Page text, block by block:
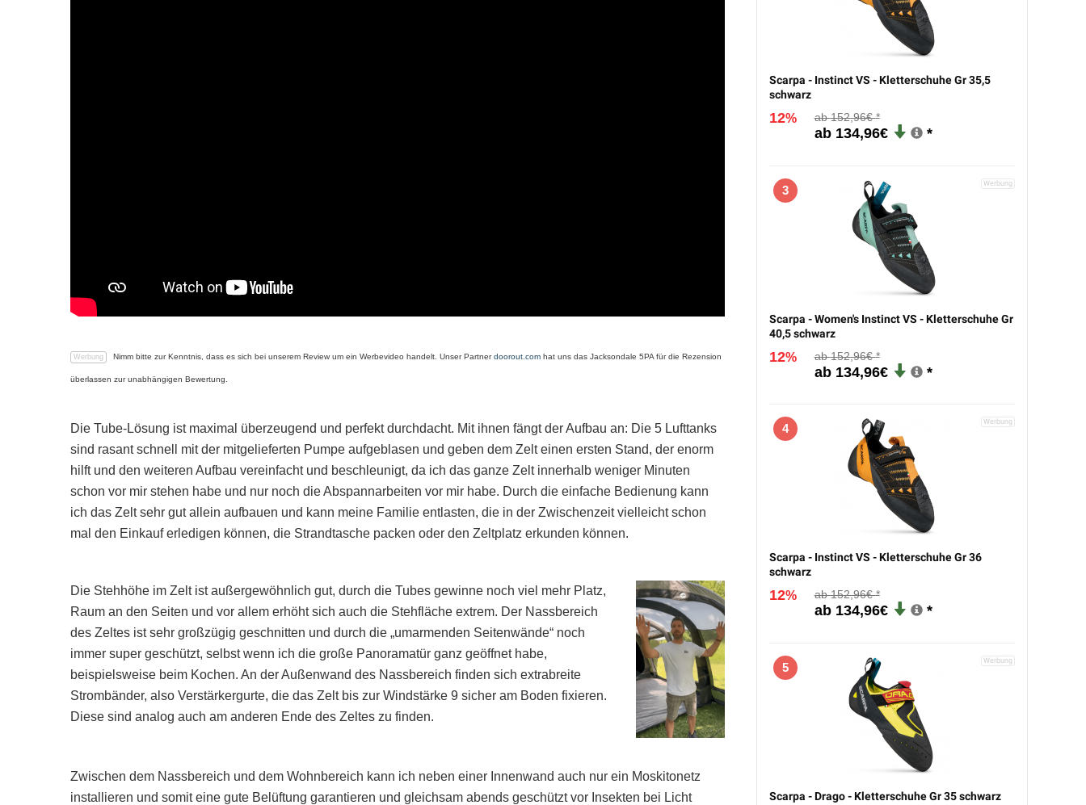
Nimm bitte zur Kenntnis, dass es sich bei unserem Review um ein Werbevideo handelt. Unser Partnerdoorout.com hat uns das Jacksondale 5PA für die Rezension
überlassen zur unabhängigen Bewertung.
Die Tube-Lösung ist maximal überzeugend und perfekt durchdacht. Mit ihnen fängt der Aufbau an: Die 5 Lufttanks
sind rasant schnell mit der mitgelieferten Pumpe aufgeblasen und geben dem Zelt einen ersten Stand, der enorm
hilft und den weiteren Aufbau vereinfacht und beschleunigt, da ich das ganze Zelt innerhalb weniger Minuten
schon vor mir stehen habe und nur noch die Abspannarbeiten vor mir habe. Durch die einfache Bedienung kann
ich das Zelt sehr gut allein aufbauen und kann meine Familie entlasten, die in der Zwischenzeit vielleicht schon
mal den Einkauf erledigen können, die Strandtasche packen oder den Zeltplatz erkunden können.
Die Stehhöhe im Zelt ist außergewöhnlich gut, durch die Tubes gewinne noch viel mehr Platz,
Raum an den Seiten und vor allem erhöht sich auch die Stehfläche extrem. Der Nassbereich
des Zeltes ist sehr großzügig geschnitten und durch die „umarmenden Seitenwände“ noch
immer super geschützt, selbst wenn ich die große Panoramatür ganz geöffnet habe,
beispielsweise beim Kochen. An der Außenwand des Nassbereich finden sich extrabreite
Strombänder, also Verstärkergurte, die das Zelt bis zur Windstärke 9 sicher am Boden fixieren.
Diese sind analog auch am anderen Ende des Zeltes zu finden.
Zwischen dem Nassbereich und dem Wohnbereich kann ich neben einer Innenwand auch nur ein Moskitonetz
installieren und somit eine gute Belüftung garantieren und gleichsam abends geschützt vor Insekten bei Licht
Scarpa - Instinct VS - Kletterschuhe Gr 35,5
schwarz
12% 152,96€
134,96€
3
Scarpa - Women's Instinct VS - Kletterschuhe Gr
40,5 schwarz
12% 152,96€
134,96€
4
Scarpa - Instinct VS - Kletterschuhe Gr 36
schwarz
12% 152,96€
134,96€
5
Scarpa - Drago - Kletterschuhe Gr 35 schwarz